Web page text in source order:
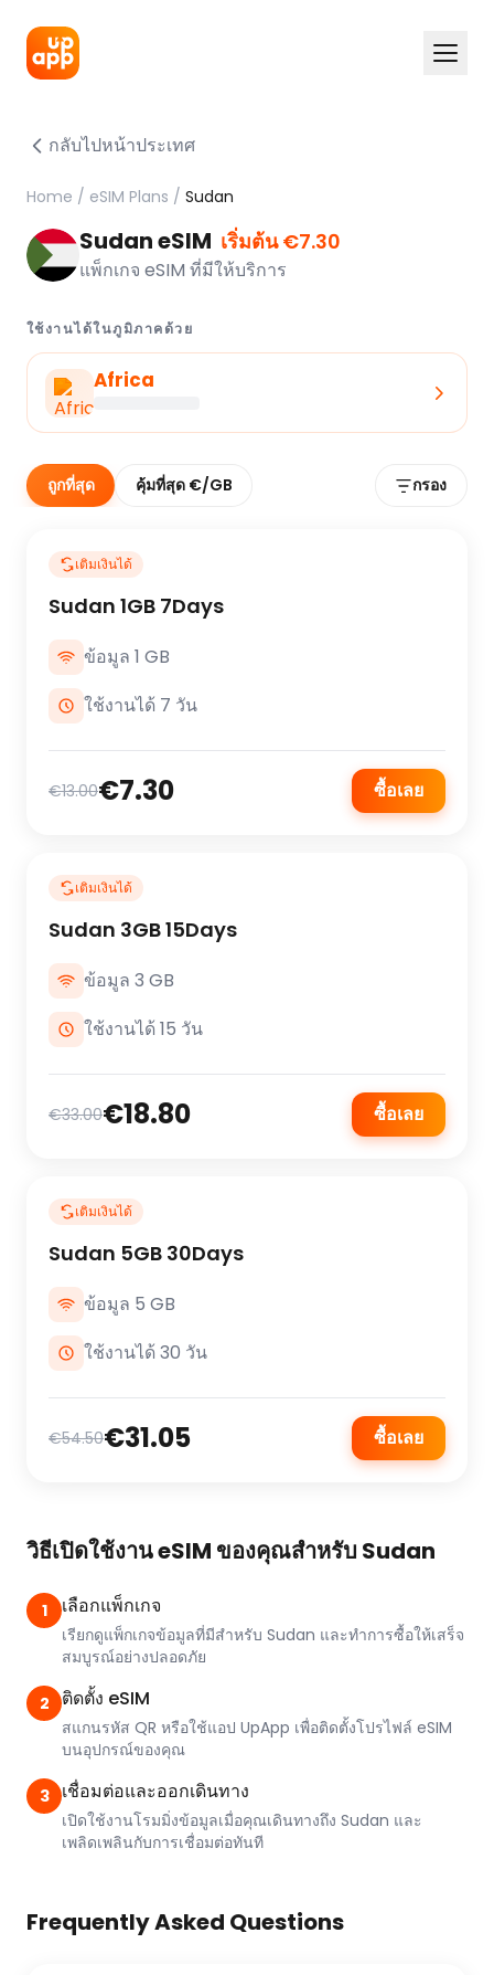
กลับไปหน้าประเทศ
Home / eSIM Plans / Sudan
Sudan eSIM เริ่มต้น €7.30
แพ็กเกจ eSIM ที่มีให้บริการ
ใช้งานได้ในภูมิภาคด้วย
Africa
ถูกที่สุด คุ้มที่สุด €/GB กรอง
เติมเงินได้
Sudan 1GB 7Days
ข้อมูล 1 GB
ใช้งานได้ 7 วัน
€13.00€7.30 ซื้อเลย
เติมเงินได้
Sudan 3GB 15Days
ข้อมูล 3 GB
ใช้งานได้ 15 วัน
€33.00€18.80 ซื้อเลย
เติมเงินได้
Sudan 5GB 30Days
ข้อมูล 5 GB
ใช้งานได้ 30 วัน
€54.50€31.05 ซื้อเลย
วิธีเปิดใช้งาน eSIM ของคุณสำหรับ Sudan
1 เลือกแพ็กเกจ
เรียกดูแพ็กเกจข้อมูลที่มีสำหรับ Sudan และทำการซื้อให้เสร็จ
สมบูรณ์อย่างปลอดภัย
2 ติดตั้ง eSIM
สแกนรหัส QR หรือใช้แอป UpApp เพื่อติดตั้งโปรไฟล์ eSIM
บนอุปกรณ์ของคุณ
3 เชื่อมต่อและออกเดินทาง
เปิดใช้งานโรมมิ่งข้อมูลเมื่อคุณเดินทางถึง Sudan และ
เพลิดเพลินกับการเชื่อมต่อทันที
Frequently Asked Questions